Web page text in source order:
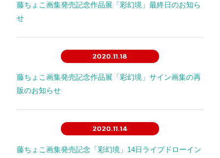
藤ちょこ画集発売記念作品展「彩幻境」最終日のお知ら
せ
2020.11.18
藤ちょこ画集発売記念作品展「彩幻境」サイン画集の再
販のお知らせ
2020.11.14
藤ちょこ画集発売記念「彩幻境」14日ライブドローイン